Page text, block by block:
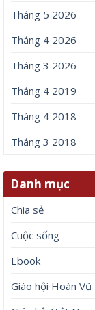
Tháng 5 2026
Tháng 4 2026
Tháng 3 2026
Tháng 4 2019
Tháng 4 2018
Tháng 3 2018
Danh mục
Chia sẻ
Cuộc sống
Ebook
Giáo hội Hoàn Vũ